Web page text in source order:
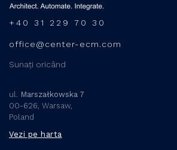
+40 31 229 70 30
office@center-ecm.com
Sunați oricând
ul.
Marszałkowska 7
00-626, Warsaw,
Poland
Vezi pe harta